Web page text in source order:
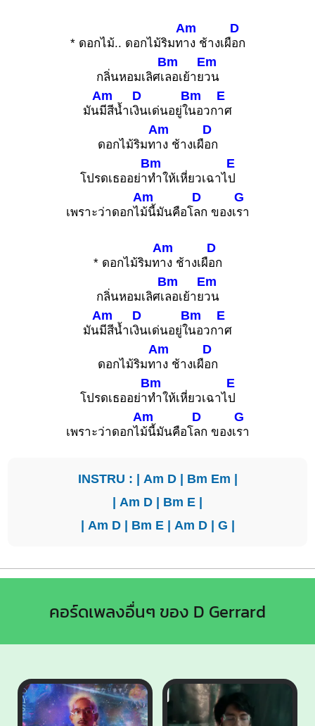
* ดอกไม้.. ดอกไม้ริมท
Am
าง ช้างเผื
D
อก
กลิ่นหอมเลิศเ
Bm
ลอเย้าย
Em
วน
มัน
Am
มีสีน้ำเ
D
งินเด่นอยู่ใ
Bm
นอวก
E
าศ
ดอกไม้ริมท
Am
าง ช้างเผื
D
อก
โปรดเธออย่า
Bm
ทำให้เหี่ยวเฉาไ
E
ป
เพราะว่าดอกไ
Am
ม้นี้มันคือโ
D
ลก ของเ
G
รา
* ดอกไม้ริมท
Am
าง ช้างเผื
D
อก
กลิ่นหอมเลิศเ
Bm
ลอเย้าย
Em
วน
มัน
Am
มีสีน้ำเ
D
งินเด่นอยู่ใ
Bm
นอวก
E
าศ
ดอกไม้ริมท
Am
าง ช้างเผื
D
อก
โปรดเธออย่า
Bm
ทำให้เหี่ยวเฉาไ
E
ป
เพราะว่าดอกไ
Am
ม้นี้มันคือโ
D
ลก ของเ
G
รา
INSTRU : | Am D| Bm Em |
| Am D | Bm E |
| Am D| Bm E| Am D| G |
คอร์ดเพลงอื่นๆ ของ D Gerrard